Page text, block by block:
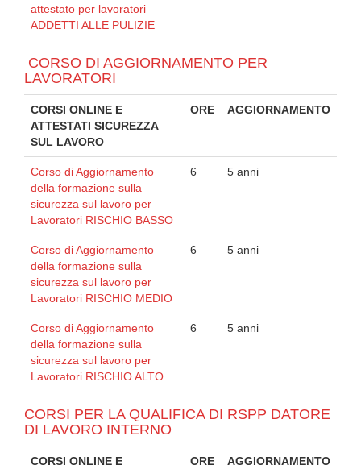
attestato per lavoratori
ADDETTI ALLE PULIZIE
CORSO DI AGGIORNAMENTO PER
LAVORATORI
CORSI ONLINE E
ATTESTATI SICUREZZA
SUL LAVORO
ORE AGGIORNAMENTO
Corso di Aggiornamento
della formazione sulla
sicurezza sul lavoro per
Lavoratori RISCHIO BASSO
6 5 anni
Corso di Aggiornamento
della formazione sulla
sicurezza sul lavoro per
Lavoratori RISCHIO MEDIO
6 5 anni
Corso di Aggiornamento
della formazione sulla
sicurezza sul lavoro per
Lavoratori RISCHIO ALTO
6 5 anni
CORSI PER LA QUALIFICA DI RSPP DATORE
DI LAVORO INTERNO
CORSI ONLINE E
ORE AGGIORNAMENTO